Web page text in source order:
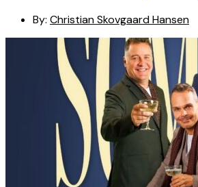
By: Christian Skovgaard Hansen